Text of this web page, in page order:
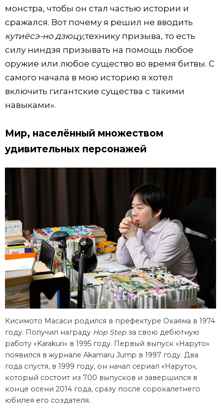
монстра, чтобы он стал частью истории и
сражался. Вот почему я решил не вводить
кутиёсэ-но дзюцу,технику призыва, то есть
силу ниндзя призывать на помощь любое
оружие или любое существо во время битвы. С
самого начала в мою историю я хотел
включить гигантские существа с такими
навыками».
Мир, населённый множеством
удивительных персонажей
Кисимото Масаси родился в префектуре Окаяма в 1974
году. Получил награду Hop Stepза свою дебютную
работу «Karakuri» в 1995 году. Первый выпуск «Наруто»
появился в журнале Akamaru Jump в 1997 году. Два
года спустя, в 1999 году, он начал сериал «Наруто»,
который состоит из 700 выпусков и завершился в
конце осени 2014 года, сразу после сорокалетнего
юбилея его создателя.